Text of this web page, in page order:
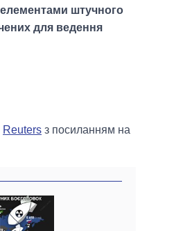
елементами штучного
для ведення
Reuters з посиланням на